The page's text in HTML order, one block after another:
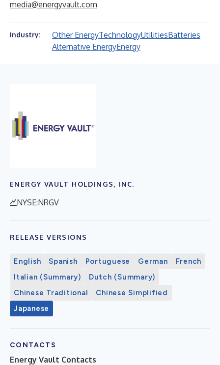
media@energyvault.com
Industry: Other EnergyTechnologyUtilitiesBatteries
Alternative EnergyEnergy
ENERGY VAULT HOLDINGS, INC.
NYSE:NRGV
RELEASE VERSIONS
English Spanish Portuguese German
French
Italian (Summary)
Dutch (Summary)
Chinese Traditional
Chinese Simplified
Japanese
CONTACTS
Energy Vault Contacts